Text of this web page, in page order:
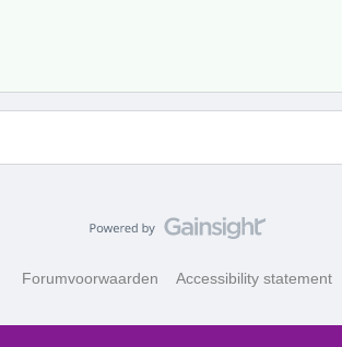
Forumvoorwaarden Accessibility statement